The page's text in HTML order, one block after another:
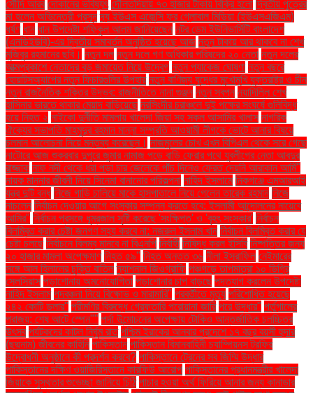
সৌদি আরব দোকানের ভবিষ্যৎ দৌলতদিয়ায় ৭৩ হাজার টাকায় বিক্রি হলো দ্বিতীয় পুত্রের
মা হলেন অভিনেত্রী প্রসূন দ্য ইউএস এজেন্সি ফর গ্লোবাল মিডিয়া (ইউএসএজিএম)
ধর্ষণ ধান ধান উপদেষ্টা শফিকুল আলম জানিয়েছেন নটর ডেম ইউনিভার্সিটি বাংলাদেশ
(এনডিইউবি)-এর দ্বিতীয় সমাবর্তন অনুষ্ঠিত হয়েছে আজ নতুন টাকায় আর থাকবে না শেখ
মুজিবুর রহমানের ছবি। নতুন দল নতুন দলে গণ অধিকার পরিষদের ২০ নেতা নতুন দলের
আত্মপ্রকাশে নেতাদের বড় জমায়েত নিয়ে উদ্বেগ নতুন প্যাকেজ ঘোষণা নতুন বছরে
হোয়াটসঅ্যাপের নতুন ফিচারগুলির উপহার নতুন বাণিজ্য যুদ্ধের মুখোমুখি যুক্তরাষ্ট্র ও চীন
নতুন রাজনৈতিক শক্তির উদ্ভব: রাজনীতিতে নানা গুঞ্জন নতুন স্বপ্ন নয়াদিল্লি শেখ
হাসিনার ভারতে থাকার মেয়াদ বাড়িয়েছে নরসিংদীর চরাঞ্চলে দুই পক্ষের সংঘর্ষে গুলিবিদ্ধ
হয়ে নিহত ২ নাইকো দুর্নীতি মামলায় খালেদা জিয়া সহ সকল আসামির খালাস নাগরিক
ঐক্যের সভাপতি মাহমুদুর রহমান মান্না সম্প্রতি আওয়ামী লীগকে ভোটে আনার বিষয়ে
চলমান আলোচনা নিয়ে মন্তব্য করেছেন। নাজমুলের চোখ এখন বিপিএল থেকে সরে গেছে
নাটোরে আজ শুক্রবার দুপুরে জুমার নামাজ পড়ে বাড়ি ফেরার পথে যুবলীগের নেতা আবদুর
রাজ্জাক নাফ নদী থেকে ধরা পড়া চার জেলেকে পাঁচ দিনেও ফেরত দেয়নি আরাকান আর্মি"
নায়ক মান্নার জীবনী নিয়ে সিনেমা বানানোর পরিকল্পনা নাহিদ ইসলামে নিকগঞ্জে এমআরআই
যন্ত্র দুটি বন্ধ নিজে গাড়ি চালিয়ে মাকে হাসপাতালে নিয়ে গেলেন তারেক রহমান নিজে
নাচলেন নির্বাচন দেওয়ার আগে সংস্কার সম্পন্ন করতে হবে: ইসলামী আন্দোলনের নায়েবে
আমির" নির্বাচন প্রসঙ্গে ধূম্রজাল সৃষ্টি করেছে 'সংক্ষিপ্ত' ও 'বৃহৎ সংস্কার' নির্বাচন
বিলম্বিত করার চেষ্টা জনগণ সহ্য করবে না: নজরুল ইসলাম খান নির্বাচন বিলম্বিত করার যে
চেষ্টা চলছে নির্বাচনে বিলম্ব মানবে না বিএনপি নির্বাহী নিষিদ্ধ করল ইসিবি নিষ্পত্তির জন্য
২০ হাজার মামলা অপেক্ষমাণ নিহত ৫৯" নিহত অন্তত ৩৬ নীলা ইসরাফিল নেইমারের
সঙ্গে আল হিলালের চুক্তি বাতিল ন্যাশনাল জিওগ্রাফি পঞ্চগড়ে তাপমাত্রা ১০ ডিগ্রি
সেলসিয়াস পড়াশোনায় অমনোযোগিতা পড়াশোনার চাপ বাড়ছে পদত্যাগ করলেন উপদেষ্টা
নাহিদ ইসলাম পদবঞ্চনা নিয়ে বিক্ষোভ ও মারামারি" পরবর্তীতে মৃত্যু পরিশোধিত হয়েছে
২৪২ কোটি ডলার" পরীমণির বিরুদ্ধে গ্রেফতারি পরোয়ানা জারি পরে উদ্ধার" পর্তুগালের
পরাজয়; শেষ আটে স্পেন"" পর্দা উন্মোচনের অপেক্ষায় টোকিও আন্তর্জাতিক চলচ্চিত্র
উৎসব পর্যটকদের কাটল নির্ঘুম রাত পশ্চিম ইরাকের আনবার প্রদেশে ১৭ বছর বয়সী হুদার
(ছদ্মনাম) জীবনের কাহিনি পাকিস্তান পাকিস্তান বিমানবাহিনী চ্যাম্পিয়নস ট্রফির
উদ্বোধনী অনুষ্ঠানে কী প্রদর্শন করবে? পাকিস্তানে ট্রেনের সব জিম্মি উদ্ধার
পাকিস্তানের দক্ষিণ ওয়াজিরিস্তানে কারফিউ আরোপ পাকিস্তানের প্রধানমন্ত্রীর খালেদা
জিয়াকে সুস্থতার শুভেচ্ছা জানিয়ে চিঠি পাচার হওয়া অর্থ ফিরিয়ে আনার জন্য কানাডার